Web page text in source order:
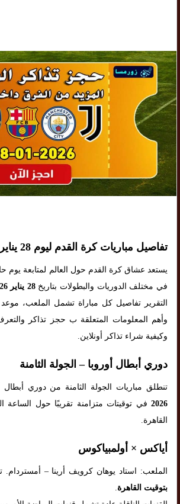
تفاصيل مباريات كرة القدم ليوم 28 يناير 2026
يستعد عشاق كرة القدم حول العالم لمتابعة يوم
في مختلف الدوريات والبطولات بتاريخ28 يناير 2026
التقرير تفاصيل كل مباراة تشمل الملعب، موعد
وأهم المعلومات المتعلقة ب حجز تذاكر
وكيفية شراء تذاكر أونلاين.
دوري أبطال أوروبا – الجولة الثامنة
تنطلق مباريات الجولة الثامنة من دوري
2026 في توقيتات متزامنة تقريبًا حول الساعة
القاهرة.
أياكس × أولمبياكوس
الملعب: استاد يوهان كرويف أرينا – أمستردام.
بتوقيت القاهرة.